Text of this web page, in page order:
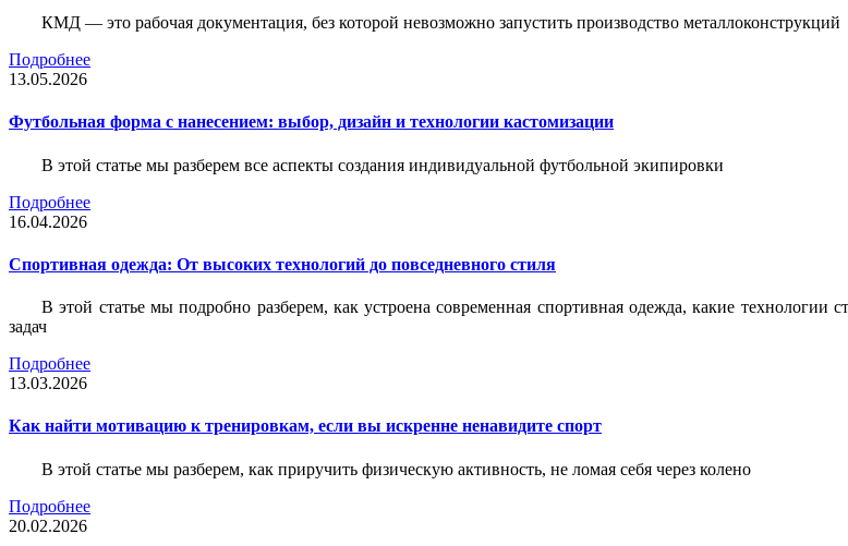
КМД — это рабочая документация, без которой невозможно запустить производство металлоконструкций
Подробнее
13.05.2026
Футбольная форма с нанесением: выбор, дизайн и технологии кастомизации
В этой статье мы разберем все аспекты создания индивидуальной футбольной экипировки
Подробнее
16.04.2026
Спортивная одежда: От высоких технологий до повседневного стиля
В этой статье мы подробно разберем, как устроена современная спортивная одежда, какие
задач
Подробнее
13.03.2026
Как найти мотивацию к тренировкам, если вы искренне ненавидите спорт
В этой статье мы разберем, как приручить физическую активность, не ломая себя через колено
Подробнее
20.02.2026